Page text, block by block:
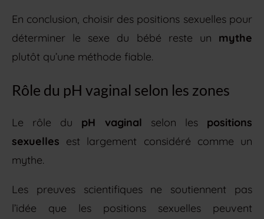
En conclusion, choisir des positions sexuelles pour
déterminer le sexe du bébé reste un mythe
plutôt qu’une méthode fiable.
Rôle du pH vaginal selon les zones
Le rôle du pH vaginal selon les positions
sexuelles est largement considéré comme un
mythe.
Les preuves scientifiques ne soutiennent pas
l’idée que les positions sexuelles peuvent